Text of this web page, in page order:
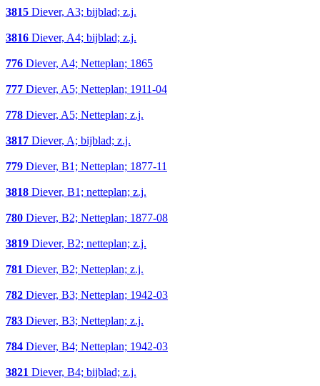
3815 Diever, A3; bijblad; z.j.
3816 Diever, A4; bijblad; z.j.
776 Diever, A4; Netteplan; 1865
777 Diever, A5; Netteplan; 1911-04
778 Diever, A5; Netteplan; z.j.
3817 Diever, A; bijblad; z.j.
779 Diever, B1; Netteplan; 1877-11
3818 Diever, B1; netteplan; z.j.
780 Diever, B2; Netteplan; 1877-08
3819 Diever, B2; netteplan; z.j.
781 Diever, B2; Netteplan; z.j.
782 Diever, B3; Netteplan; 1942-03
783 Diever, B3; Netteplan; z.j.
784 Diever, B4; Netteplan; 1942-03
3821 Diever, B4; bijblad; z.j.